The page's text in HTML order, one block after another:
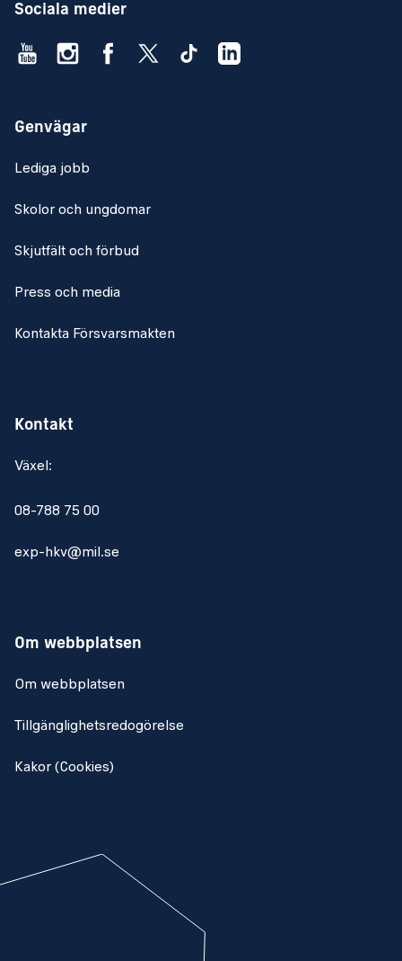
Sociala medier
Genvägar
Lediga jobb
Skolor och ungdomar
Skjutfält och förbud
Press och media
Kontakta Försvarsmakten
Kontakt
Växel:
08-788 75 00
exp-hkv@mil.se
Om webbplatsen
Om webbplatsen
Tillgänglighetsredogörelse
Kakor (Cookies)